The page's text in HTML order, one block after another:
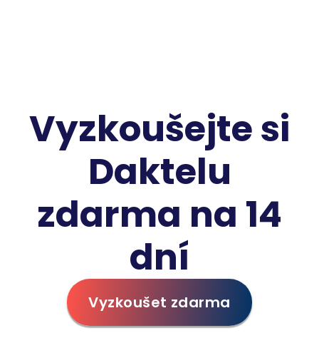
Vyzkoušejte si
Daktelu
zdarma na 14
dní
Vyzkoušet zdarma